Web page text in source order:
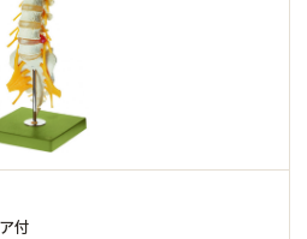
付